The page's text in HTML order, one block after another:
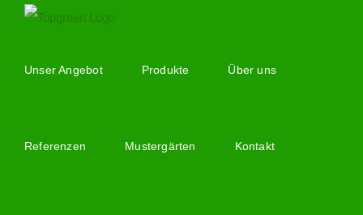
springenUnser Angebot Produkte Über uns
Referenzen Mustergärten Kontakt